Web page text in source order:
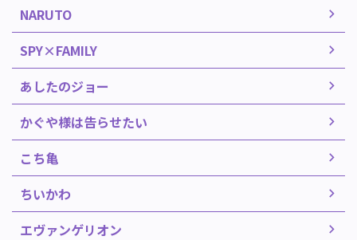
NARUTO
SPY×FAMILY
あしたのジョー
かぐや様は告らせたい
こち亀
ちいかわ
エヴァンゲリオン